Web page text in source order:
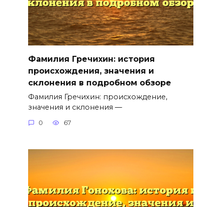
Фамилия Гречихин: история
происхождения, значения и
склонения в подробном обзоре
Фамилия Гречихин: происхождение,
значения и склонения —
0 67